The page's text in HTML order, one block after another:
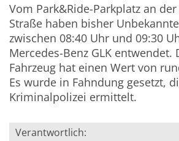
Vom Park&Ride-Parkplatz an
Straße haben bisher
zwischen 08:40 Uhr und 09:30
Mercedes-Benz GLK entwendet.
Fahrzeug hat einen Wert von
Es wurde in Fahndung gesetzt,
Kriminalpolizei ermittelt.
Verantwortlich: